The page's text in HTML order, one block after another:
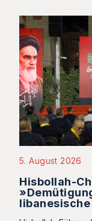
5. August 2026
Hisbollah-